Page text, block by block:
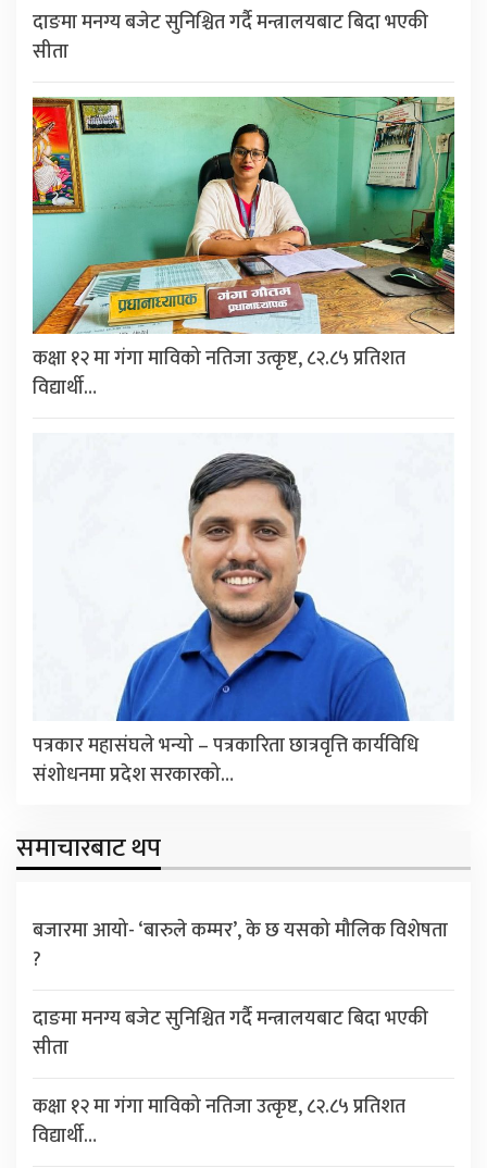
दाङमा मनग्य बजेट सुनिश्चित गर्दै मन्त्रालयबाट बिदा भएकी
सीता
कक्षा १२ मा गंगा माविको नतिजा उत्कृष्ट, ८२.८५ प्रतिशत
विद्यार्थी…
पत्रकार महासंघले भन्यो – पत्रकारिता छात्रवृत्ति कार्यविधि
संशोधनमा प्रदेश सरकारको…
समाचारबाट थप
बजारमा आयो- ‘बारुले कम्मर’, के छ यसको मौलिक विशेषता
?
दाङमा मनग्य बजेट सुनिश्चित गर्दै मन्त्रालयबाट बिदा भएकी
सीता
कक्षा १२ मा गंगा माविको नतिजा उत्कृष्ट, ८२.८५ प्रतिशत
विद्यार्थी…